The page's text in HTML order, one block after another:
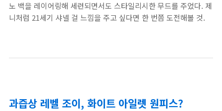
노 백을 레이어링해 세련되면서도 스타일리시한 무드를 주었다. 제
니처럼 21세기 샤넬 걸 느낌을 주고 싶다면 한 번쯤 도전해볼 것.
과즙상 레벨 조이, 화이트 아일렛 원피스?